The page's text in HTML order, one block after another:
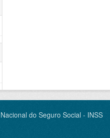
do Seguro Social - INSS